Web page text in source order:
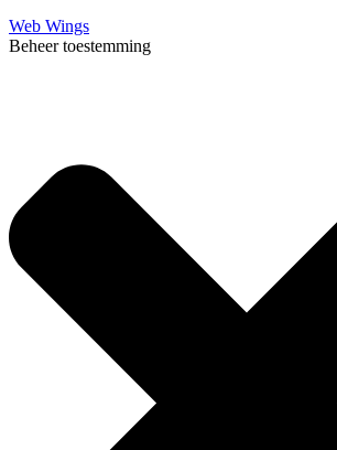
Web Wings
Beheer toestemming